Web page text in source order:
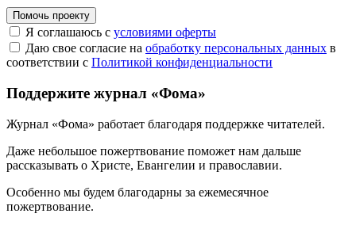
Помочь проекту
Я соглашаюсь с условиями оферты
Даю свое согласие на обработку персональных данных в
соответствии с Политикой конфиденциальности
Поддержите журнал «Фома»
Журнал «Фома» работает благодаря поддержке читателей.
Даже небольшое пожертвование поможет нам дальше
рассказывать о Христе, Евангелии и православии.
Особенно мы будем благодарны за ежемесячное
пожертвование.